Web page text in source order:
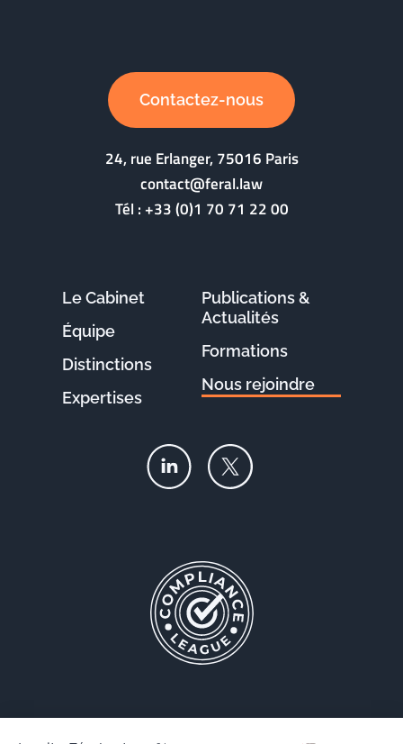
Contactez-nous
24, rue Erlanger, 75016 Paris
contact@feral.law
Tél :+33 (0)1 70 71 22 00
Le Cabinet
Équipe
Distinctions
Expertises
Publications &
Actualités
Formations
Nous rejoindre